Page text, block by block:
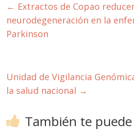
← Extractos de Copao
neurodegeneración en la
Parkinson
Unidad de Vigilancia
la salud nacional →
También te